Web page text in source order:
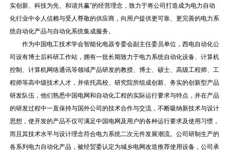
实创新、科技为先、和谐共赢”的经营理念，致力于将公司打造成为电力自动
化行业中令人信赖与受人尊敬的供应商，向用户提供更可靠、更完善的电力系
统自动化产品与自动化系统集成服务。
作为中国电工技术学会智能化电器专委会副主任委员单位，西电自动化公
司设有博士后科研工作站，拥有一批长期致力于电力系统自动化设备、计算机
控制、计算机网络通讯等领域产品研发的教授、博士、硕士、高级工程师、工
程师等高中级技术人才，并依托高校、研究院所组成创新、务实的创新型产品
研发队伍，他们熟悉中国电网和自动化工程的实际运行要求与特点，并在产品
的研发过程中一直保持与国外公司的技术合作与交流，不断吸纳新技术与设计
思想，使开发的产品不仅可满足中国电网及用户的各种运行要求及使用习惯，
而且其技术水平与设计理念符合电力系统二次元件发展潮流。公司研制生产的
各系列电力自动化产品，被经贸委认定为城乡电网改造推荐使用设备，公司承